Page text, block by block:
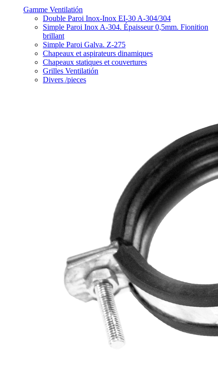
Gamme Ventilatión
Double Paroi Inox-Inox EI-30 A-304/304
Simple Paroi Inox A-304. Épaisseur 0,5mm. Fionition
brillant
Simple Paroi Galva. Z-275
Chapeaux et aspirateurs dinamiques
Chapeaux statiques et couvertures
Grilles Ventilatión
Divers /pieces